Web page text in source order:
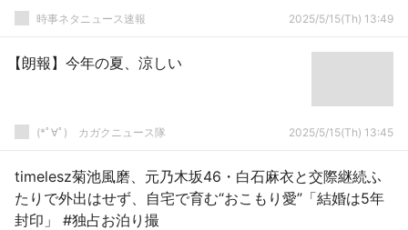
時事ネタニュース速報 2025/5/15(Th) 13:49
【朗報】今年の夏、涼しい
(*ﾟ∀ﾟ)ゞカガクニュース隊 2025/5/15(Th) 13:45
timelesz菊池風磨、元乃木坂46・白石麻衣と交際継続ふ
たりで外出はせず、自宅で育む“おこもり愛”「結婚は5年
封印」 #独占お泊り撮